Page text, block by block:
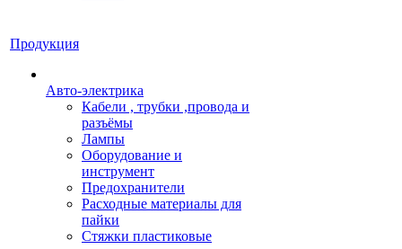
Продукция
Авто-электрика
Кабели , трубки ,провода и
разъёмы
Лампы
Оборудование и
инструмент
Предохранители
Расходные материалы для
пайки
Стяжки пластиковые